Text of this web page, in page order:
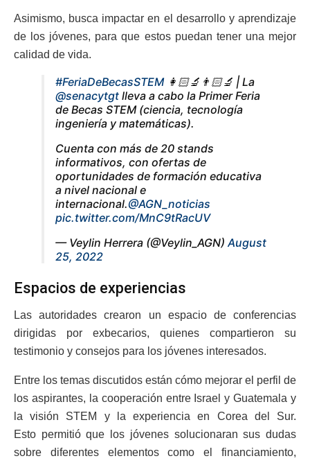
Asimismo, busca impactar en el desarrollo y aprendizaje
de los jóvenes, para que estos puedan tener una mejor
calidad de vida.
#FeriaDeBecasSTEM👩🏻‍🔬👨🏻‍🔬 | La
@senacytgt lleva a cabo la Primer Feria
de Becas STEM (ciencia, tecnología
ingeniería y matemáticas).
Cuenta con más de 20 stands
informativos, con ofertas de
oportunidades de formación educativa
a nivel nacional e
internacional.@AGN_noticias
pic.twitter.com/MnC9tRacUV
— Veylin Herrera (@Veylin_AGN) August
25, 2022
Espacios de experiencias
Las autoridades crearon un espacio de conferencias
dirigidas por exbecarios, quienes compartieron su
testimonio y consejos para los jóvenes interesados.
Entre los temas discutidos están cómo mejorar el perfil de
los aspirantes, la cooperación entre Israel y Guatemala y
la visión STEM y la experiencia en Corea del Sur.
Esto permitió que los jóvenes solucionaran sus dudas
sobre diferentes elementos como el financiamiento,